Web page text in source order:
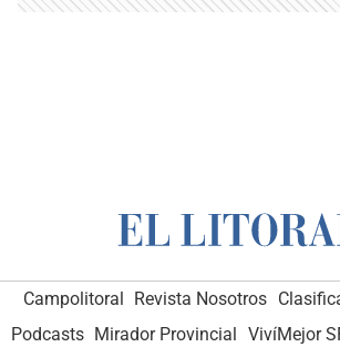
Campolitoral Revista Nosotros
Podcasts Mirador Provincial VivíMejor